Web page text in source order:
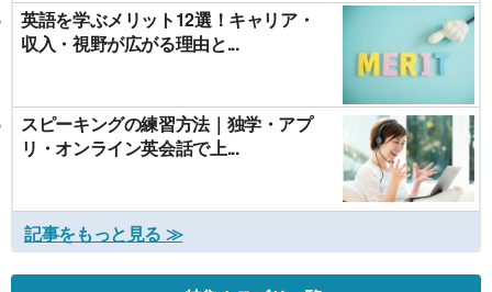
英語を学ぶメリット12選！キャリア・
収入・視野が広がる理由と...
スピーキングの練習方法｜独学・アプ
リ・オンライン英会話で上...
記事をもっと見る ≫